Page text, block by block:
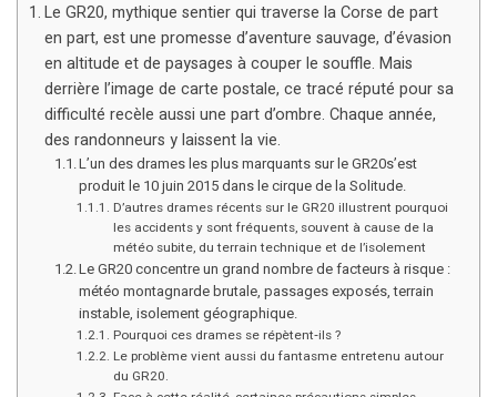
Le GR20, mythique sentier qui traverse la Corse de part
en part, est une promesse d’aventure sauvage, d’évasion
en altitude et de paysages à couper le souffle. Mais
derrière l’image de carte postale, ce tracé réputé pour sa
difficulté recèle aussi une part d’ombre. Chaque année,
des randonneurs y laissent la vie.
L’un des drames les plus marquants sur le GR20s’est
produit le 10 juin 2015 dans le cirque de la Solitude.
D’autres drames récents sur le GR20 illustrent pourquoi
les accidents y sont fréquents, souvent à cause de la
météo subite, du terrain technique et de l’isolement
Le GR20 concentre un grand nombre de facteurs à risque :
météo montagnarde brutale, passages exposés, terrain
instable, isolement géographique.
Pourquoi ces drames se répètent‑ils ?
Le problème vient aussi du fantasme entretenu autour
du GR20.